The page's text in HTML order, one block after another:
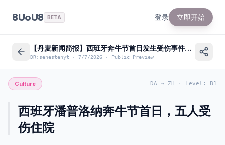
8UoU8 BETA 登录 立即开始
【丹麦新闻简报】西班牙奔牛节首日发生受伤事件，了解文化争议
DR:senestenyt · 7/7/2026 · Public Preview
Culture DA → ZH · Level : B1
西班牙潘普洛纳奔牛节首日，五人受
伤住院